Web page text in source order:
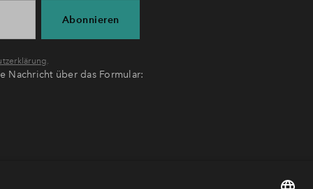
Abonnieren
.
Nachricht über das Formular: